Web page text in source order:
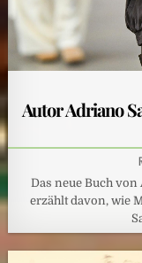
Autor Adriano
Das neue Buch
erzählt davon, wie